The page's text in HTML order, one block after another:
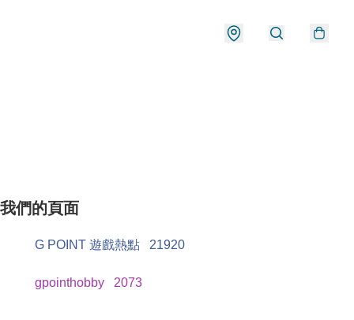
我們的頁面
G POINT 遊戲熱點 21920
gpointhobby 2073